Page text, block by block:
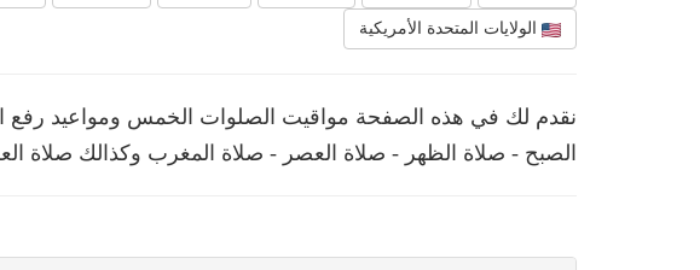
الولايات المتحدة الأمريكية
نقدم لك في هذه الصفحة مواقيت الصلوات الخمس ومواعيد رفع
الصبح - صلاة الظهر - صلاة العصر - صلاة المغرب وكذالك صلاة